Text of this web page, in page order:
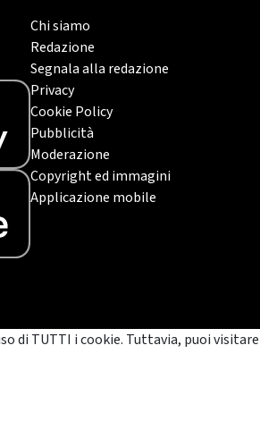
Chi siamo
Redazione
Segnala alla redazione
Privacy
Cookie Policy
Pubblicità
Moderazione
Copyright ed immagini
Applicazione mobile
di TUTTI i cookie. Tuttavia, puoi visitare